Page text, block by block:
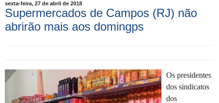
sexta-feira, 27 de abril de 2018
Supermercados de Campos (RJ) não
abrirão mais aos domingps
Os presidentes
dos sindicatos
dos